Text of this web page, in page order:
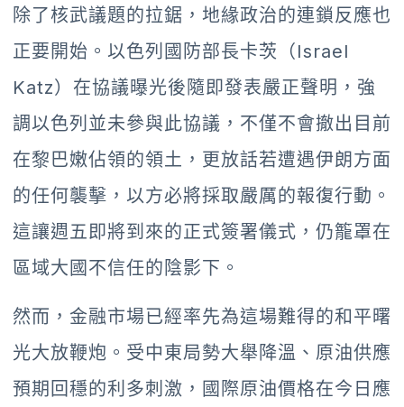
除了核武議題的拉鋸，地緣政治的連鎖反應也
正要開始。以色列國防部長卡茨（Israel
Katz）在協議曝光後隨即發表嚴正聲明，強
調以色列並未參與此協議，不僅不會撤出目前
在黎巴嫩佔領的領土，更放話若遭遇伊朗方面
的任何襲擊，以方必將採取嚴厲的報復行動。
這讓週五即將到來的正式簽署儀式，仍籠罩在
區域大國不信任的陰影下。
然而，金融市場已經率先為這場難得的和平曙
光大放鞭炮。受中東局勢大舉降溫、原油供應
預期回穩的利多刺激，國際原油價格在今日應